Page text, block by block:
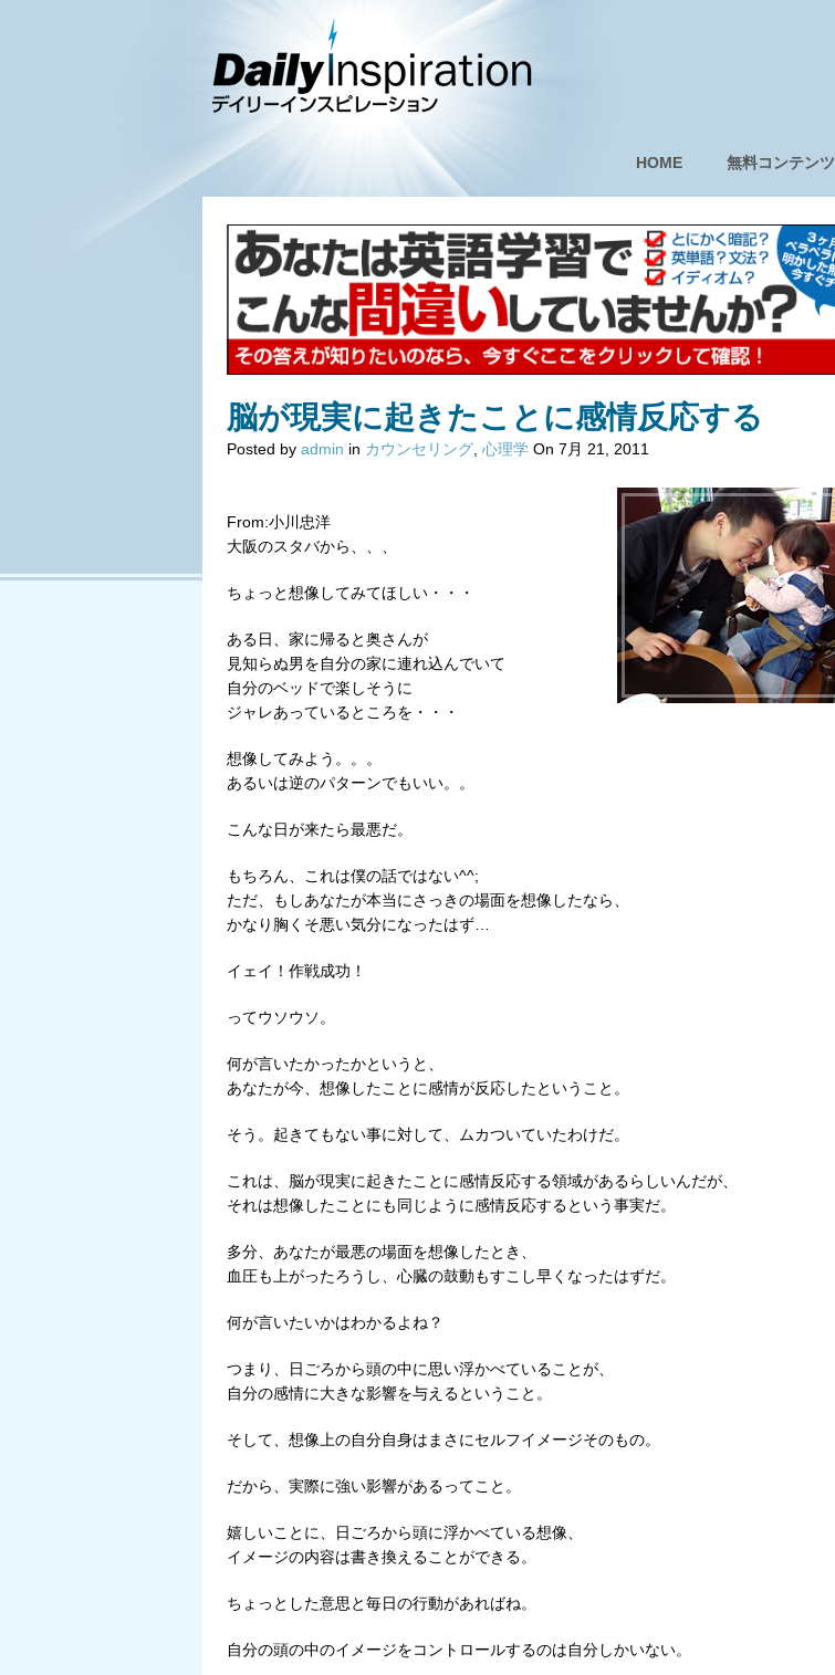
HOME 無料コンテンツ
脳が現実に起きたことに感情反応する
Posted by admin in カウンセリング 心理学 On 7月 21, 2011
From:小川忠洋
大阪のスタバから、、、
ちょっと想像してみてほしい・・・
ある日、家に帰ると奥さんが
見知らぬ男を自分の家に連れ込んでいて
自分のベッドで楽しそうに
ジャレあっているところを・・・
想像してみよう。。。
あるいは逆のパターンでもいい。。
こんな日が来たら最悪だ。
もちろん、これは僕の話ではない^^;
ただ、もしあなたが本当にさっきの場面を想像したなら、
かなり胸くそ悪い気分になったはず…
イェイ！作戦成功！
ってウソウソ。
何が言いたかったかというと、
あなたが今、想像したことに感情が反応したということ。
そう。起きてもない事に対して、ムカついていたわけだ。
これは、脳が現実に起きたことに感情反応する領域があるらしいんだが、
それは想像したことにも同じように感情反応するという事実だ。
多分、あなたが最悪の場面を想像したとき、
血圧も上がったろうし、心臓の鼓動もすこし早くなったはずだ。
何が言いたいかはわかるよね？
つまり、日ごろから頭の中に思い浮かべていることが、
自分の感情に大きな影響を与えるということ。
そして、想像上の自分自身はまさにセルフイメージそのもの。
だから、実際に強い影響があるってこと。
嬉しいことに、日ごろから頭に浮かべている想像、
イメージの内容は書き換えることができる。
ちょっとした意思と毎日の行動があればね。
自分の頭の中のイメージをコントロールするのは自分しかいない。